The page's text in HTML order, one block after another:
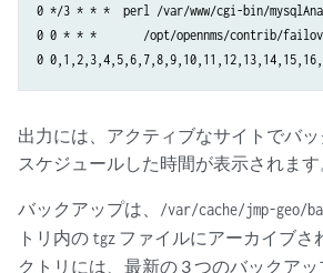
0 */3 * * *  perl /var/www/cgi-bin/
0 0 * * *       /opt/opennms/contrib/
出力には、アクティブなサイトでバ
スケジュールした時間が表示されます
バックアップは、 /var/cache/jmp-geo/
トリ内の tgz ファイルにアーカイブさ
クトリには、最新の 3 つのバックア